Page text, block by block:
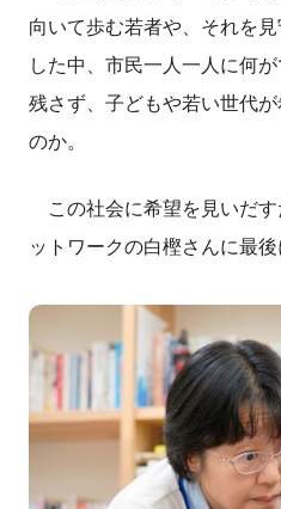
向いて歩む若者や、それを
した中、市民一人一人に何
残さず、子どもや若い世代
のか。
この社会に希望を見いだ
ットワークの白樫さんに最後